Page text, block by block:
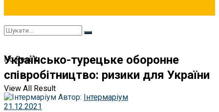
No Result
View All Result
Українсько-турецьке оборонне
співробітництво: ризики для України
Автор: Інтермаріум
21.12.2021